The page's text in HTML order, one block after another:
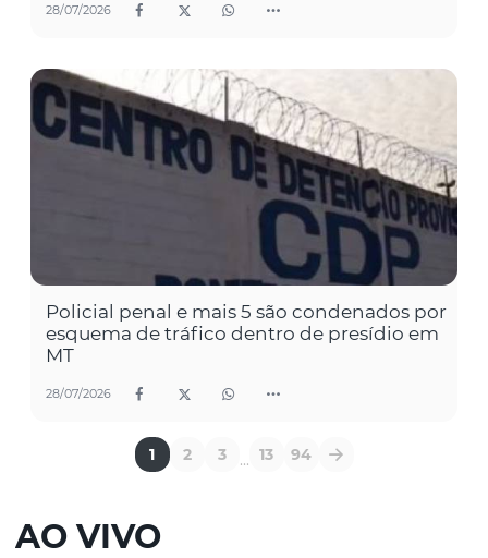
28/07/2026
Policial penal e mais 5 são condenados por
esquema de tráfico dentro de presídio em
MT
28/07/2026
1 2 3 ... 13 94
AO VIVO